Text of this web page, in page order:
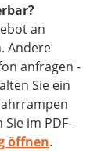
an
Andere
anfragen -
Sie ein
im PDF-
öffnen.